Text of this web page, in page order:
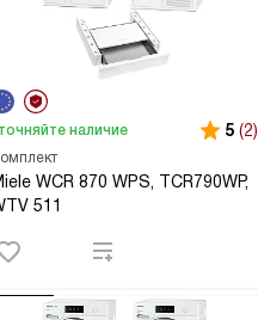
WCR 870 WPS, TCR790WP,
511
наличие 5 (2)